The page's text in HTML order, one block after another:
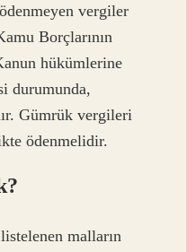
vergiler
Borçlarının
hükümlerine
durumunda,
Gümrük vergileri
ödenmelidir.
malların